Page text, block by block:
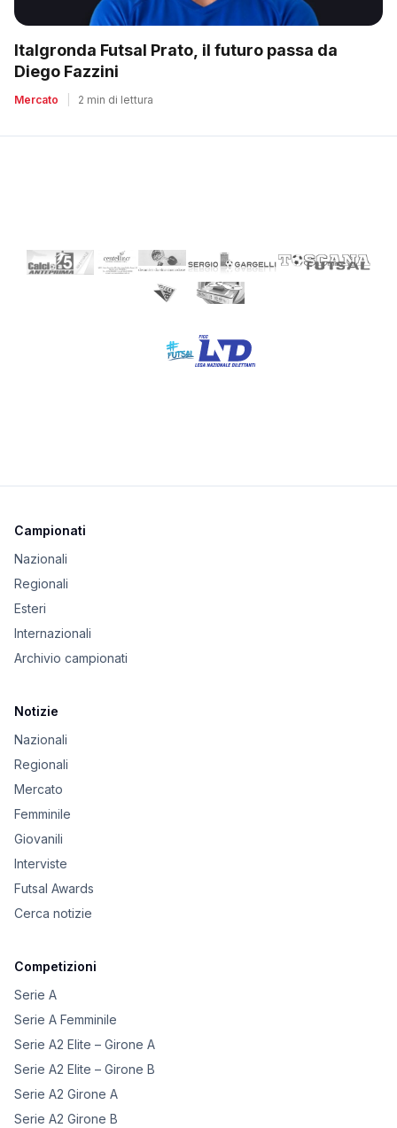
Italgronda Futsal Prato, il futuro passa da
Diego Fazzini
Mercato 2 min di lettura
Campionati
Nazionali
Regionali
Esteri
Internazionali
Archivio campionati
Notizie
Nazionali
Regionali
Mercato
Femminile
Giovanili
Interviste
Futsal Awards
Cerca notizie
Competizioni
Serie A
Serie A Femminile
Serie A2 Elite – Girone A
Serie A2 Elite – Girone B
Serie A2 Girone A
Serie A2 Girone B